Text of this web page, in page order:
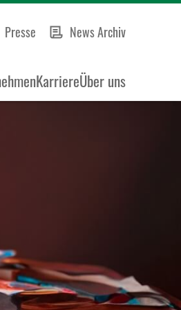
Presse News Archiv
KarriereÜber uns